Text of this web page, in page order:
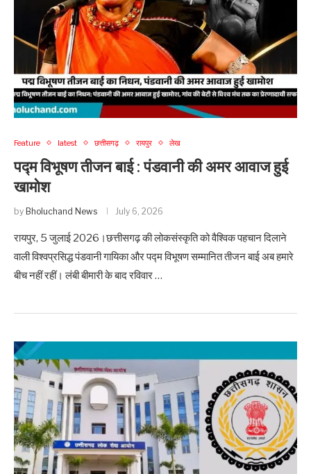
Feature latest छत्तीसगढ़ रायपुर लेख
पद्म विभूषण तीजन बाई : पंडवानी की अमर आवाज हुई
खामोश
by Bholuchand News July 6, 2026
रायपुर, 5 जुलाई 2026।छत्तीसगढ़ की लोकसंस्कृति को वैश्विक पहचान दिलाने
वाली विश्वप्रसिद्ध पंडवानी गायिका और पद्म विभूषण सम्मानित तीजन बाई अब हमारे
बीच नहीं रहीं। लंबी बीमारी के बाद रविवार …